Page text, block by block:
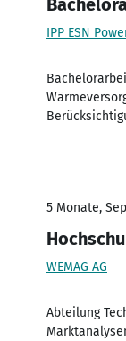
IPP ESN
5 Monate,
WEMAG AG
Abteilung